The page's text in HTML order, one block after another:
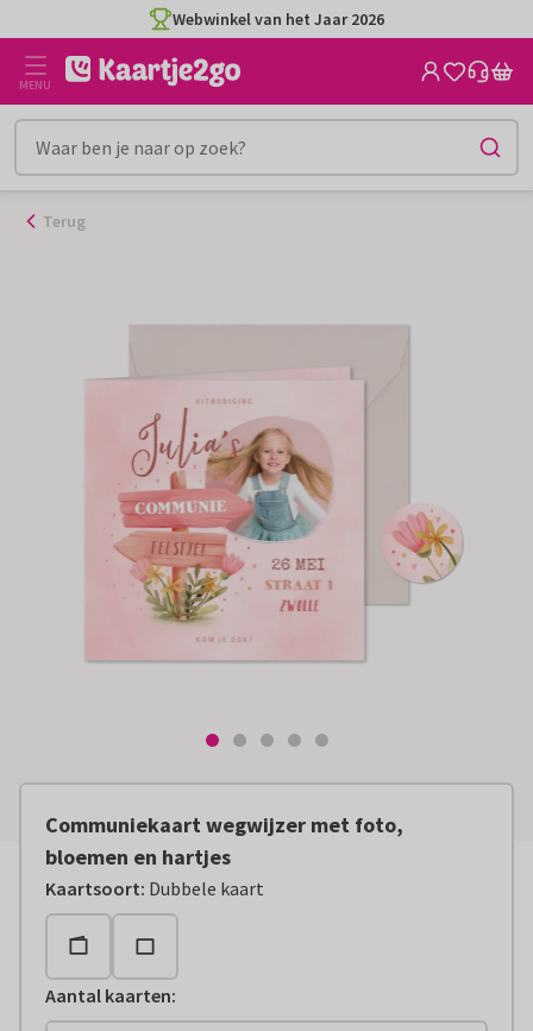
naar
inhoud
Webwinkel van het Jaar 2026
MENU
Terug
Communiekaart wegwijzer met foto,
bloemen en hartjes
Kaartsoort: Dubbele kaart
Aantal kaarten: